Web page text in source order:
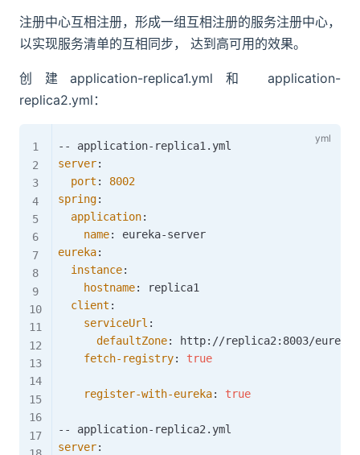
注册中心互相注册，形成一组互相注册的服务注册中心，
以实现服务清单的互相同步， 达到高可用的效果。
创建application-replica1.yml和 application-
replica2.yml：
- - application-
server:
port :
8002
spring:
application:
name: eureka-
eureka:
instance:
hostname:
replica1
client :
serviceUrl :
defaultZone: http: //replica2: 8003/
fetch-registry: true
register-with-eureka: true
- - application-
server: